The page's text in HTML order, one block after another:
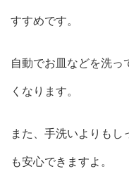
すすめです。
自動でお皿などを洗っ
くなります。
また、手洗いよりも
も安心できますよ。